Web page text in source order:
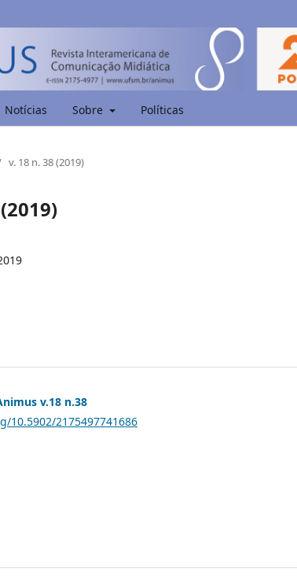
Notícias Sobre Políticas
v. 18 n. 38 (2019)
v.18 n.38
10.5902/2175497741686